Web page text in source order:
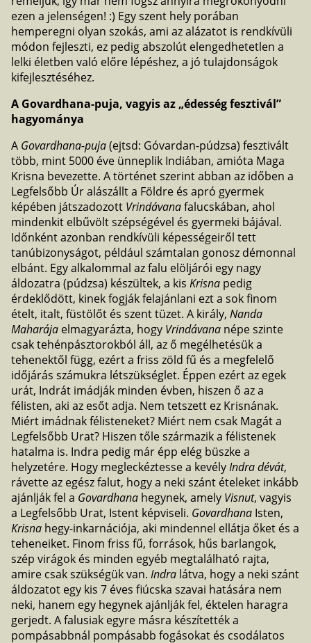
ezen a jelenségen! :) Egy szent hely porában
hemperegni olyan szokás, ami az alázatot is rendkívüli
módon fejleszti, ez pedig abszolút elengedhetetlen a
lelki életben való előre lépéshez, a jó tulajdonságok
kifejlesztéséhez.
A Govardhana-puja, vagyis az „édesség fesztivál”
hagyománya
A Govardhana-puja(ejtsd: Góvardan-púdzsa) fesztivált
több, mint 5000 éve ünneplik Indiában, amióta Maga
Krisna bevezette. A történet szerint abban az időben a
Legfelsőbb Úr alászállt a Földre és apró gyermek
képében játszadozott Vrindávanafalucskában, ahol
mindenkit elbűvölt szépségével és gyermeki bájával.
Időnként azonban rendkívüli képességeiről tett
tanúbizonyságot, például számtalan gonosz démonnal
elbánt. Egy alkalommal az falu elöljárói egy nagy
áldozatra (púdzsa) készültek, a kis Krisna pedig
érdeklődött, kinek fogják felajánlani ezt a sok finom
ételt, italt, füstölőt és szent tüzet. A király, Nanda
Maharája elmagyarázta, hogy Vrindávana népe szinte
csak tehénpásztorokból áll, az ő megélhetésük a
tehenektől függ, ezért a friss zöld fű és a megfelelő
időjárás számukra létszükséglet. Éppen ezért az egek
urát, Indrát imádják minden évben, hiszen ő az a
félisten, aki az esőt adja. Nem tetszett ez Krisnának.
Miért imádnak félisteneket? Miért nem csak Magát a
Legfelsőbb Urat? Hiszen tőle származik a félistenek
hatalma is. Indra pedig már épp elég büszke a
helyzetére. Hogy megleckéztesse a kevélyIndra dévát,
rávette az egész falut, hogy a neki szánt ételeket inkább
ajánlják fel a Govardhana hegynek, amely Visnut, vagyis
a Legfelsőbb Urat, Istent képviseli. Govardhana Isten,
Krisna hegy-inkarnációja, aki mindennel ellátja őket és a
teheneiket. Finom friss fű, források, hűs barlangok,
szép virágok és minden egyéb megtalálható rajta,
amire csak szükségük van. Indra látva, hogy a neki szánt
áldozatot egy kis 7 éves fiúcska szavai hatására nem
neki, hanem egy hegynek ajánlják fel, éktelen haragra
gerjedt. A falusiak egyre másra készítették a
pompásabbnál pompásabb fogásokat és csodálatos